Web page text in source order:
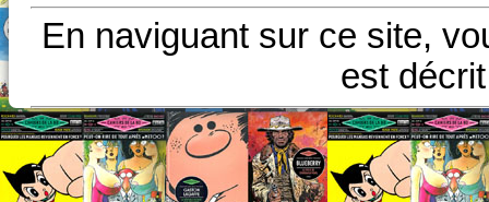
En naviguant sur ce site,
est